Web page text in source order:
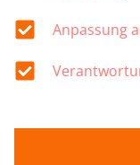
Anpassung